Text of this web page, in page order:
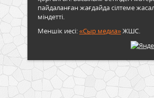
пайдаланған жағдайда сілтеме
міндетті.
Меншік иесі:«Сыр медиа»ЖШС.